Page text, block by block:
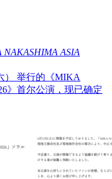
ASIA
） 举行的《MIKA
》首尔公演，现已确定